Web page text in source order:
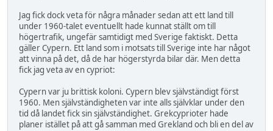
Jag fick dock veta för några månader sedan att ett land till
under 1960-talet eventuellt hade kunnat ställt om till
högertrafik, ungefär samtidigt med Sverige faktiskt. Detta
gäller Cypern. Ett land som i motsats till Sverige inte har något
att vinna på det, då de har högerstyrda bilar där. Men detta
fick jag veta av en cypriot:
Cypern var ju brittisk koloni. Cypern blev självständigt först
1960. Men självständigheten var inte alls självklar under den
tid då landet fick sin självständighet. Grekcyprioter hade
planer istället på att gå samman med Grekland och bli en del av